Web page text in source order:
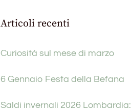
Articoli recenti
Curiosità sul mese di marzo
6 Gennaio Festa della Befana
Saldi invernali 2026 Lombardia: